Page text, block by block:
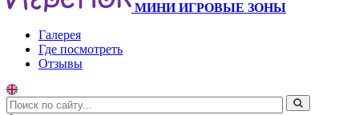
МИНИ ИГРОВЫЕ ЗОНЫ
Галерея
Где посмотреть
Отзывы